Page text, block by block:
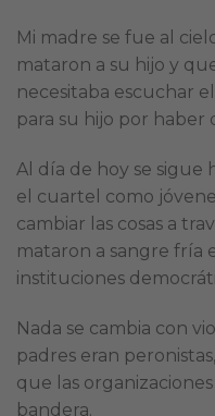
Mi madre se fue al
mataron a su hijo y
necesitaba escuchar
para su hijo por haber
Al día de hoy se sigue
el cuartel como
cambiar las cosas a
mataron a sangre fría
instituciones
Nada se cambia con
padres eran
que las
bandera.